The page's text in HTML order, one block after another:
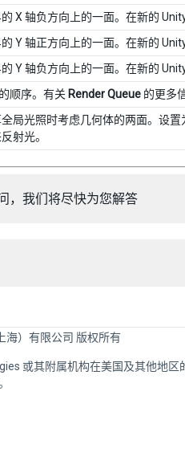
X 轴负方向上的一面。在新的
Y 轴正方向上的一面。在新的
Y 轴负方向上的一面。在新的
顺序。有关 Render Queue 的更多
局光照时考虑几何体的两面。设置
射光。
，我们将尽快为您解答
海）有限公司 版权所有
或其附属机构在美国及其他地区